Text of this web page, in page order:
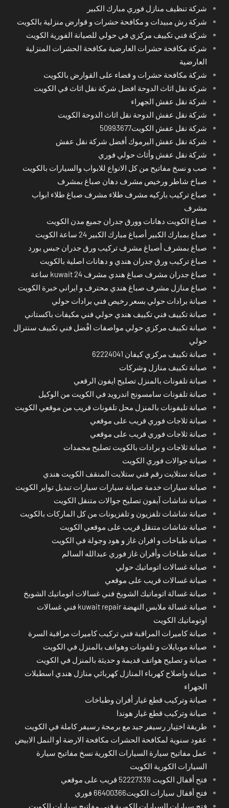
شركة تنظيف منازل فوري مبارك الكبير
شركة رش مبيدات و مكافحة حشرات و قوارض منزلية بالكويت
شركة فني تكييف مركزي في حولي للصيانة الفورية الكويت
شركة مكافحة حشرات العارضية مكافحة الحشرات المنزلية
العارضية
شركة مكافحة حشرات و قضاء على القوارض بالكويت
شركة نقل اثاث الدوحة افضل شركة نقل اثاث في الكويت
شركة نقل عفش الجهراء
شركة نقل عفش الدوحة نقل اثاث الدوحة الكويت
شركة نقل عفش الكويت50993677
شركة نقل عفش اليرموك أفضل شركة نقل عفش
شركة نقل عفش وأثاث حولي فوري
صب و نسخ مفاتيح من كل الانواع للابواب والسيارات بالكويت
صباخ شاطر ورخيص مشرف دهان صباغ بمشرف
صباع تركيب باركيه مشرف طلاء مشرف صباغ طلاء ابواب
مشرف
صباغ الكويت دهانات وورق جدران جميع مدن الكويت
صباغ بمبارك الكبير أصباغ مبارك الكبير 24 ساعة الكويت
صباغ بمشرف أصباغ مشرف تركيب ورق جدران جبس بورد
صباغ تركيب ورق جدران هندي و دهانات اصلية بالكويت
صباغ جدران مشرف صباغ هندي مشرف kuwait 24 ساعة
صباغ منازل مشرف صباغ هندي محترف و ايراني خبرة الكويت
صيانة برادات حولي بسعر رخيص فني برادات حولي
صيانة تكييف فني تكييف هندي حولي فني مكيفات باكستاني
صيانة تكييف مركزي حولي مواصفات افْضل فني تكييف سنترال
حولي
صيانة تكييف مركزي كيفان 62224041
صيانة تكييف منازل وشركات
صيانة تلفونات بالمنزل تصليح ايفون الرقعي
صيانة تلفونات سامسونج اندرويد في الكويت من الوكيل
صيانة تليفونات بالمنزل محل تلفونات قريب من موقعي الكويت
صيانة ثلاجات فوري قريب على موقعي
صيانة ثلاجات فوري قريب على موقعي
صيانة ثلاجات و برادات بالكويت تصليح مجمدات
صيانة جوالات فوري الكويت
صيانة ستلايت رقم فني ستلايت المنقف الكويت هندي
صيانة سيارات خدمة صيانة سيارات سيارات تبديل تواير الكويت
صيانة شاشات آيفون تصليح جوالات متنقل الكويت
صيانة شاشات تلفزيون و تلفزيونات من كل الماركات بالكويت
صيانة شاشات متنقل قريب على موقعي الكويت
صيانة طباخات و افران غاز و هود وجولة في الكويت
صيانة طباخات وأفران غاز فوري عبدالله السالم
صيانة غسالات اتوماتيك حولي
صيانة غسالات قريب على موقعي
صيانة غسالة اتوماتيك الشويخ فني غسالات اتوماتيك الشويخ
صيانة غسالة ملابس النهضة kuwait repair فني غسالات
اوتوماتيك الكويت
صيانة كاميرات المراقبة فني تركيب كاميرات مراقبة السرة
صيانة موبايلات و تلفونات وهواتف بالمنزل في الكويت
صيانة و تصليح هواتف قديمة و حديثة بالمنزل في الكويت
صيانة واصلاح كهرباء المنازل كهربائي منازل هندي اسطبلات
الجهراء
صيانة وتركيب قطع غيار أفران وطباخات
صيانة وتركيب قطع غيار هوندا
طريقة اختِيار رسيفر جيد مع برمجة رسيفر كاملة في الكويت
عقود سنوية لمكافحة الحشرات مكافحة الارضة او النمل الابيض
عمل مفاتيح سيارة السيارات الكورية نسخ مفاتيح سيارة
السيارات الكورية الكويت
فتح أقفال الكويت 52227339 قريب على موقعي
فتح أقفال سيارات الكويت66400366 فوري
فتح سيارات السيارات الكورية فني مفاتيح سيارات الكويت